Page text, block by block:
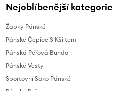
Nejoblíbenější kategorie
Žabky Pánské
Pánské Čepice S Kšiltem
Pánská Péřová Bunda
Pánské Vesty
Sportovní Sako Pánské